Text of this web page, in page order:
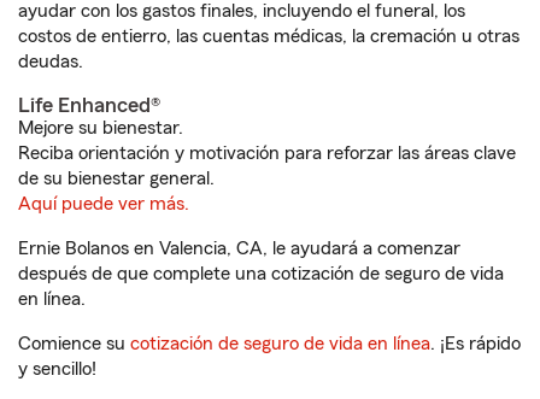
ayudar con los gastos finales, incluyendo el funeral, los
costos de entierro, las cuentas médicas, la cremación u otras
deudas.
Life Enhanced®
Mejore su bienestar.
Reciba orientación y motivación para reforzar las áreas clave
de su bienestar general.
Aquí puede ver más.
Ernie Bolanos en Valencia, CA, le ayudará a comenzar
después de que complete una cotización de seguro de vida
en línea.
Comience su cotización de seguro de vida en línea. ¡Es rápido
y sencillo!